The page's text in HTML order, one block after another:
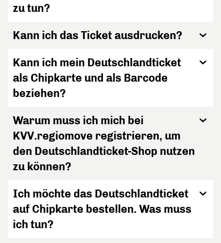
zu tun?
Kann ich das Ticket ausdrucken?
Kann ich mein Deutschlandticket
als Chipkarte und als Barcode
beziehen?
Warum muss ich mich bei
KVV.regiomove registrieren, um
den Deutschlandticket-Shop nutzen
zu können?
Ich möchte das Deutschlandticket
auf Chipkarte bestellen. Was muss
ich tun?